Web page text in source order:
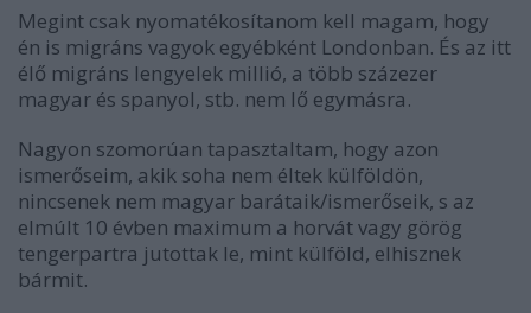
Megint csak nyomatékosítanom kell magam, hogy
én is migráns vagyok egyébként Londonban. És az itt
élő migráns lengyelek millió, a több százezer
magyar és spanyol, stb. nem lő egymásra.
Nagyon szomorúan tapasztaltam, hogy azon
ismerőseim, akik soha nem éltek külföldön,
nincsenek nem magyar barátaik/ismerőseik, s az
elmúlt 10 évben maximum a horvát vagy görög
tengerpartra jutottak le, mint külföld, elhisznek
bármit.